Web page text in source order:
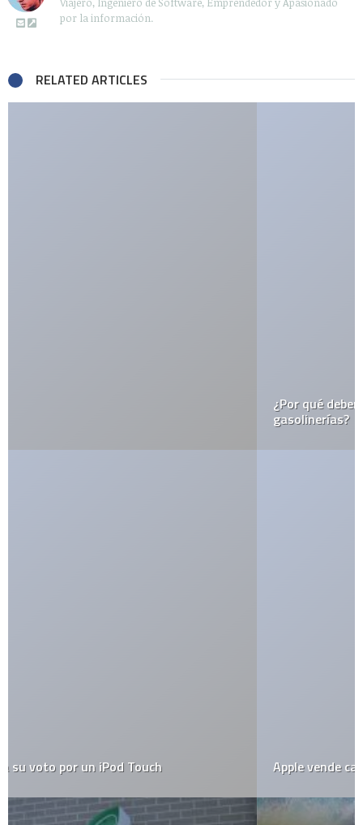
por la información.
RELATED ARTICLES
¿Por qué debemos apagar los celulares en las
Apple vende casi el 10% de los portátiles en USA